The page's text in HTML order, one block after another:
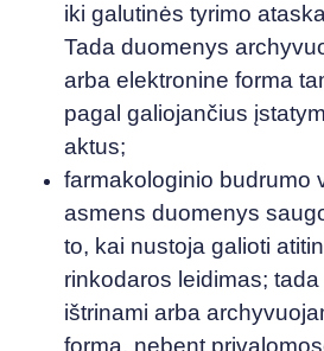
iki galutinės tyrimo
Tada duomenys
arba elektronine forma
pagal galiojančius
aktus;
farmakologinio budrumo
asmens duomenys
to, kai nustoja galioti
rinkodaros leidimas;
ištrinami arba
forma, nebent